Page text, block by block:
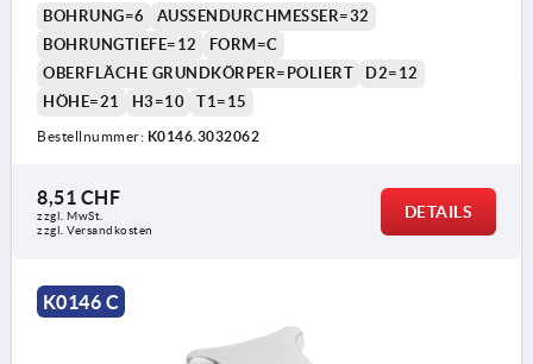
BOHRUNG=6
AUSSENDURCHMESSER=32
BOHRUNGTIEFE=12
FORM=C
OBERFLÄCHE GRUNDKÖRPER=POLIERT
D2=12
HÖHE=21
H3=10 T1=15
Bestellnummer: K0146.3032062
8,51 CHF
zzgl. MwSt.
zzgl. Versandkosten
DETAILS
K0146 C